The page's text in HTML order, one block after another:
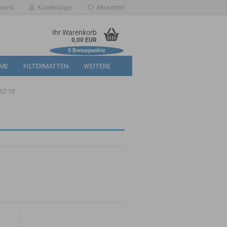
Kundenlogin Merkzettel
Ihr Warenkorb
0,00 EUR
0Bonuspunkte
FILTERMATTEN WEITERE
70